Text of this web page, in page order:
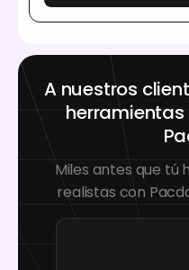
A nuestros
Miles antes que tú
realistas con